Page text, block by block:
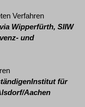
Verfahren
Wipperfürth, SIIW
und
für
Aachen